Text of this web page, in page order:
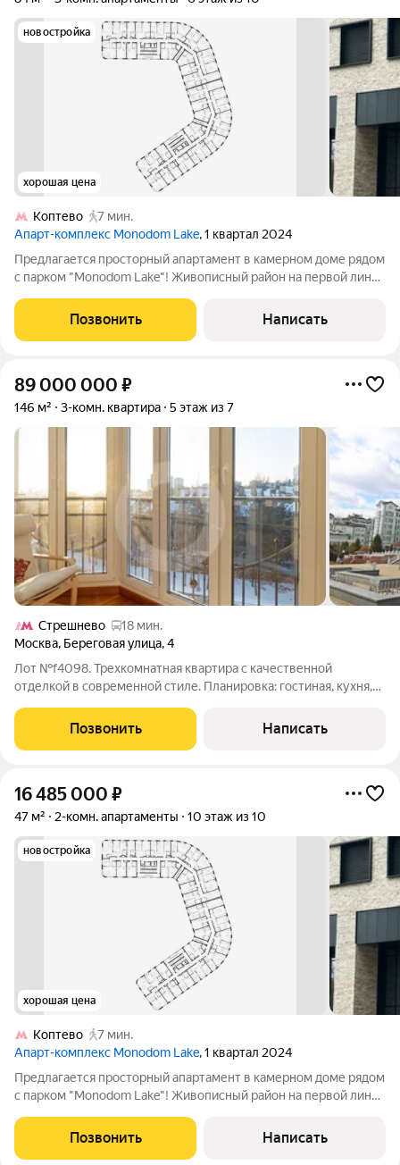
новостройка
хорошая цена
Коптево
7 мин.
Апарт-комплекс Monodom Lake, 1 квартал 2024
Предлагается просторный апартамент в камерном доме рядом
с парком "Monodom Lake"! Живописный район на первой линии
3.1м. Подземный паркинг! 3 минуты на автомобиле до
Ленинградского шоссе. В 9
Позвонить Написать
89 000 000 ₽
146 м² 3-комн. квартира 5 этаж из 7
Стрешнево
18 мин.
Москва, Береговая улица,4
Лот №f4098. Трехкомнатная квартира с качественной
отделкой в современной стиле. Планировка: гостиная, кухня,
гардеробная. Квартира теплая и светлая, большие окна,
панорамный вид на лес.
Позвонить Написать
16 485 000 ₽
47 м² 2-комн. апартаменты 10 этаж из 10
новостройка
хорошая цена
Коптево
7 мин.
Апарт-комплекс Monodom Lake, 1 квартал 2024
Предлагается просторный апартамент в камерном доме рядом
с парком "Monodom Lake"! Живописный район на первой линии
3.1м. Подземный паркинг! 3 минуты на автомобиле до
Ленинградского шоссе. В 9
Позвонить Написать